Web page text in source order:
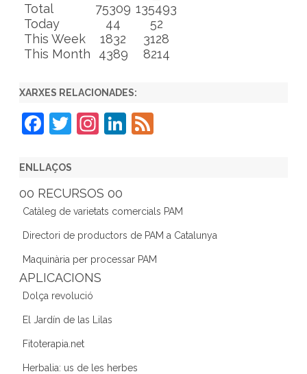
Total 75309 135493
Today
44
52
This Week
1832
3128
This Month
4389 8214
XARXES RELACIONADES:
F
c
e
b
o
o
k
T
er
In
gr
a
m
Li
dI
n
ENLLAÇOS
00 RECURSOS 00
Catàleg de varietats comercials PAM
Directori de productors de PAM a Catalunya
Maquinària per processar PAM
APLICACIONS
Dolça revolució
El Jardín de las Lilas
Fitoterapia.net
Herbalia: us de les herbes